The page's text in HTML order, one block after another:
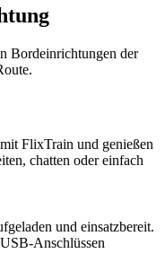
Bordeinrichtungen der
FlixTrain und genießen
chatten oder einfach
und einsatzbereit.
Anschlüssen